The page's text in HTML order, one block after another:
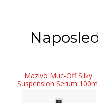
Mazivo Muc-Off Silky
Suspension Serum